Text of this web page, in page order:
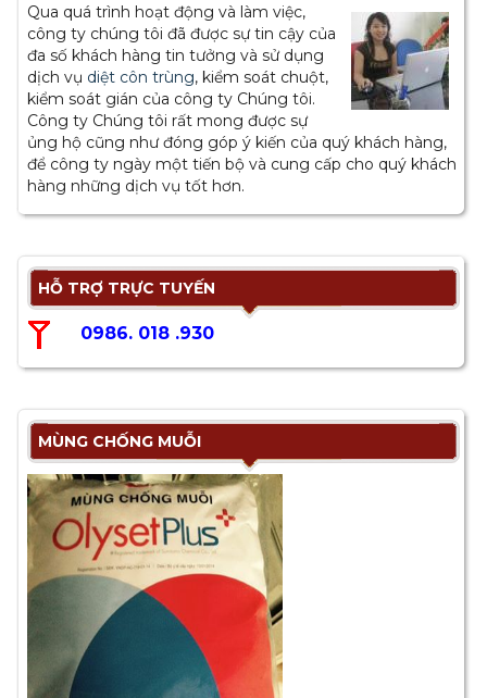
Qua quá trình hoạt động và làm việc,
công ty chúng tôi đã được sự tin cậy của
đa số khách hàng tin tưởng và sử dụng
dịch vụ diệt côn trùng, kiểm soát chuột,
kiểm soát gián của công ty Chúng tôi.
Công ty Chúng tôi rất mong được sự
ủng hộ cũng như đóng góp ý kiến của quý khách hàng,
để công ty ngày một tiến bộ và cung cấp cho quý khách
hàng những dịch vụ tốt hơn.
HỖ TRỢ TRỰC TUYẾN
0986. 018 .930
MÙNG CHỐNG MUỖI